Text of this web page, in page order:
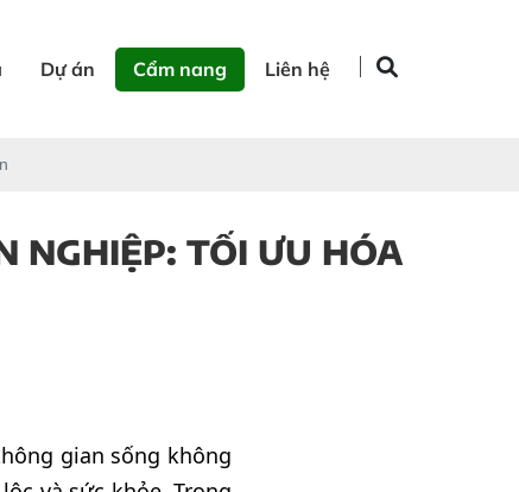
Dự án Cẩm nang Liên hệ
NGHIỆP: TỐI ƯU HÓA
gian sống không